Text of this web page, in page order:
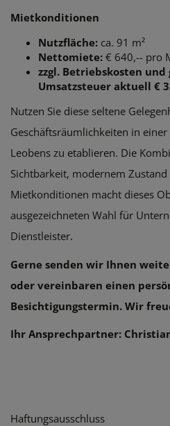
Mietkonditionen
Nutzfläche: ca. 91 m²
Nettomiete: € 640,-- pro
zzgl. Betriebskosten und
Umsatzsteuer aktuell €
Nutzen Sie diese seltene
Geschäftsräumlichkeiten in
Leobens zu etablieren. Die
Sichtbarkeit, modernem
Mietkonditionen macht dieses
ausgezeichneten Wahl für
Dienstleister.
Gerne senden wir Ihnen
oder vereinbaren einen
Besichtigungstermin. Wir
Ihr Ansprechpartner:
Haftungsausschluss